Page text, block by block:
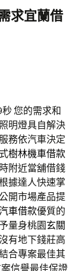
鍵
字:
求宜蘭借
秒您的需求和
明燈具自解決
服務依汽車決定
樹林機車借款
附近當舖借錢
據達人快速掌
開市場產品提
車借款優質的
量身桃園玄關
有地下錢莊高
合專案最佳其
信譽最佳保證